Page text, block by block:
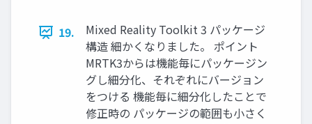
19.
Mixed Reality Toolkit 3 パッケージ
構造 細かくなりました。 ポイント
MRTK3からは機能毎にパッケージン
グし細分化、それぞれにバージョン
をつける 機能毎に細分化したことで
修正時の パッケージの範囲も小さく